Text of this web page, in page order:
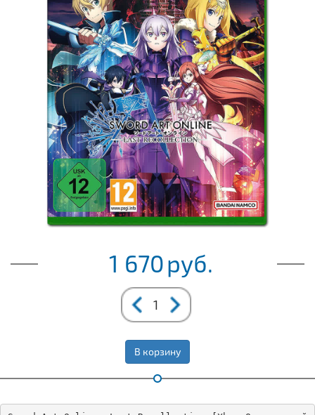
1 670руб.
В корзину